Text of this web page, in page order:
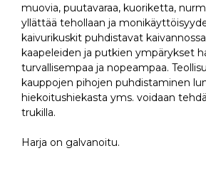
muovia, puutavaraa, kuoriketta,
yllättää tehollaan ja
kaivurikuskit puhdistavat
kaapeleiden ja putkien ympärykset
turvallisempaa ja nopeampaa.
kauppojen pihojen puhdistaminen
hiekoitushiekasta yms. voidaan
trukilla.
Harja on galvanoitu.